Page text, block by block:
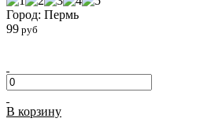
Город: Пермь
99 руб
В корзину